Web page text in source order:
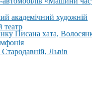
академічний художній
театр
Писана хата,
Львів